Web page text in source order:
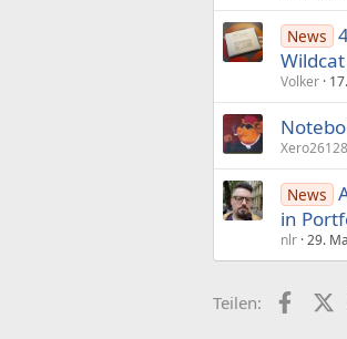
News
Volker
News
in
nlr 29.
Teilen: